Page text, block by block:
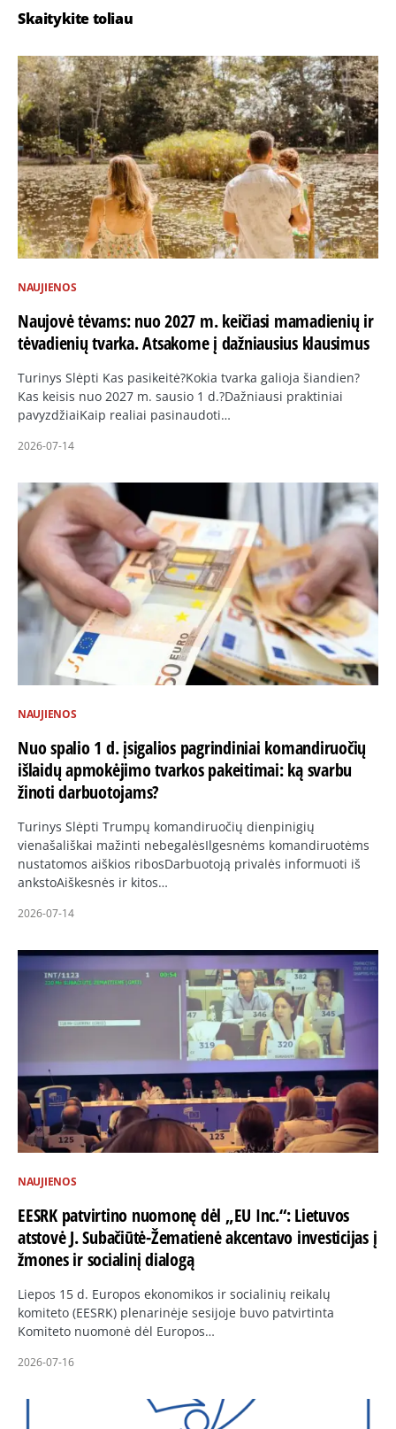
Skaitykite toliau
NAUJIENOS
Naujovė tėvams: nuo 2027 m. keičiasi mamadienių ir
tėvadienių tvarka. Atsakome į dažniausius klausimus
Turinys Slėpti Kas pasikeitė?Kokia tvarka galioja šiandien?
Kas keisis nuo 2027 m. sausio 1 d.?Dažniausi praktiniai
pavyzdžiaiKaip realiai pasinaudoti…
2026-07-14
NAUJIENOS
Nuo spalio 1 d. įsigalios pagrindiniai komandiruočių
išlaidų apmokėjimo tvarkos pakeitimai: ką svarbu
žinoti darbuotojams?
Turinys Slėpti Trumpų komandiruočių dienpinigių
vienašališkai mažinti nebegalėsIlgesnėms komandiruotėms
nustatomos aiškios ribosDarbuotoją privalės informuoti iš
ankstoAiškesnės ir kitos…
2026-07-14
NAUJIENOS
EESRK patvirtino nuomonę dėl „EU Inc.“: Lietuvos
atstovė J. Subačiūtė-Žematienė akcentavo investicijas į
žmones ir socialinį dialogą
Liepos 15 d. Europos ekonomikos ir socialinių reikalų
komiteto (EESRK) plenarinėje sesijoje buvo patvirtinta
Komiteto nuomonė dėl Europos…
2026-07-16